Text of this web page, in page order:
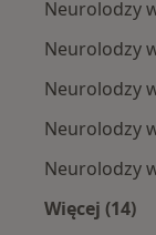
Neurolodzy
Neurolodzy
Neurolodzy
Neurolodzy
Neurolodzy
Więcej (14)